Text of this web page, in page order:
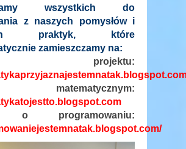
wszystkich do
z naszych pomysłów i
praktyk, które
zamieszczamy na:
projektu:
matematycznym:
o programowaniu: